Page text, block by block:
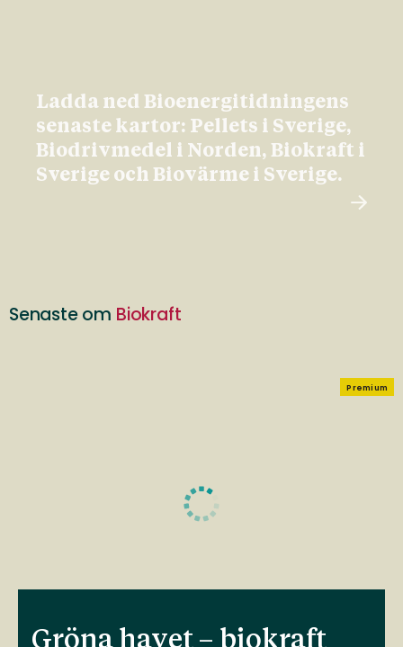
Ladda ned Bioenergitidningens
senaste kartor: Pellets i Sverige,
Biodrivmedel i Norden, Biokraft i
Sverige och Biovärme i Sverige.
Senaste om Biokraft
Premium
Gröna havet – biokraft